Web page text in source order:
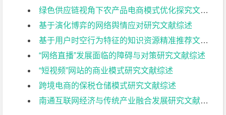
绿色供应链视角下农产品电商模式优化探究文献综述
基于演化博弈的网络舆情应对研究文献综述
基于用户时空行为特征的知识资源精准推荐文献综述
“网络直播”发展面临的障碍与对策研究文献综述
“短视频”网站的商业模式研究文献综述
跨境电商的保税仓储模式研究文献综述
南通互联网经济与传统产业融合发展研究文献综述